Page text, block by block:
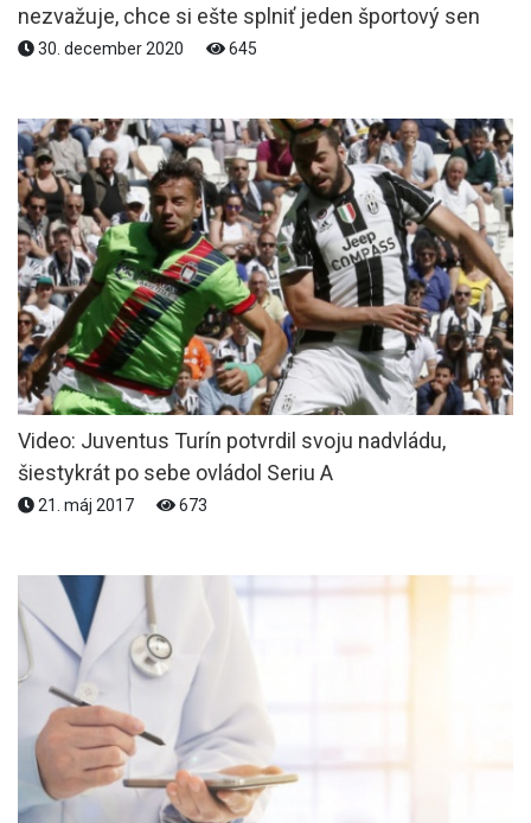
nezvažuje, chce si ešte splniť jeden športový sen
30. december 2020 645
Video: Juventus Turín potvrdil svoju nadvládu,
šiestykrát po sebe ovládol Seriu A
21. máj 2017 673